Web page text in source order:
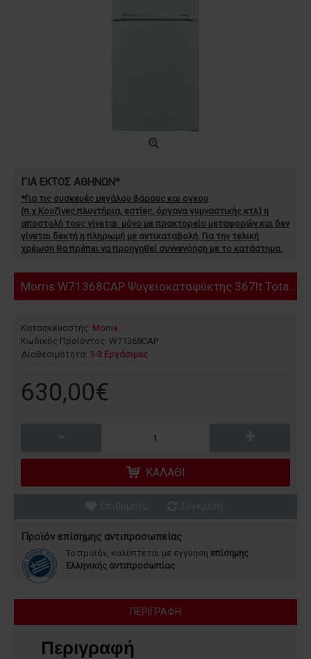
ΓΙΑ ΕΚΤΟΣ ΑΘΗΝΩΝ*
*Για τις συσκευές μεγάλου βάρους και ογκου
(π.χ.Κουζίνες,πλυντήρια, εστίες, όργανα γυμναστικής κτλ) η
αποστολή τους γίνεται μόνο με πρακτορείο μεταφορών και δεν
γίνεται δεκτή η πληρωμή με αντικαταβολή. Για την τελική
χρέωση θα πρέπει να προηγηθεί συννενόηση με το κατάστημα.
Morris W71368CAP Ψυγειοκαταψύκτης 367lt Total NoFrost Υ201xΠ60xΒ65εκ. Λευκός
Κατασκευαστής: Morris
Κωδικός Προϊόντος: W71368CAP
Διαθεσιμότητα: 1-3 Εργάσιμες
630,00€
ΚΑΛΆΘΙ
Προϊόν επίσημης αντιπροσωπείας
Το προϊόν, καλύπτεται με εγγύηση επίσημης
Ελληνικής αντιπροσωπίας.
ΠΕΡΙΓΡΑΦΉ
Περιγραφή